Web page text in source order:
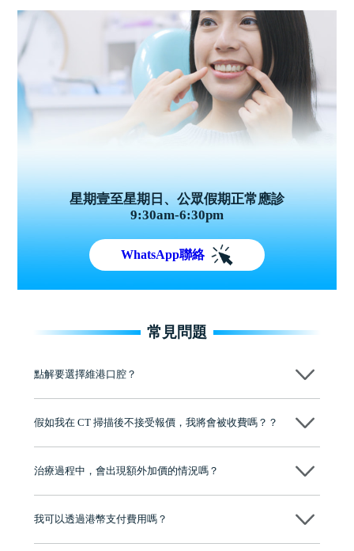
星期壹至星期日、公眾假期正常應診
9:30am-6:30pm
WhatsApp聯絡
常見問題
點解要選擇維港口腔？
維港口腔踐行「醫道濟世」的大學校訓，各分院匯聚來自香港、內地的
牌」、「2025香港企業領袖品牌」，是諾貝爾種植系統全球放心植牙中
至今已服務超過三十個國家和地區的顧客，受到粵港澳大灣區及周邊城
市市民極高的口碑評價及信任推薦 珠海、深圳設有八大分院，香港亦設
有咨詢及服務保障中心，有任何問題都可以隨時預約免費咨詢，讓人十
假如我在 CT 掃描後不接受報價，我將會被收費嗎？？
治療過程中，會出現額外加價的情況嗎？
我可以透過港幣支付費用嗎？